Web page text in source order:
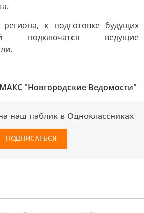
к подготовке будущих
подключатся ведущие
"Новгородские Ведомости"
наш паблик в Одноклассниках
ПОДПИСАТЬСЯ